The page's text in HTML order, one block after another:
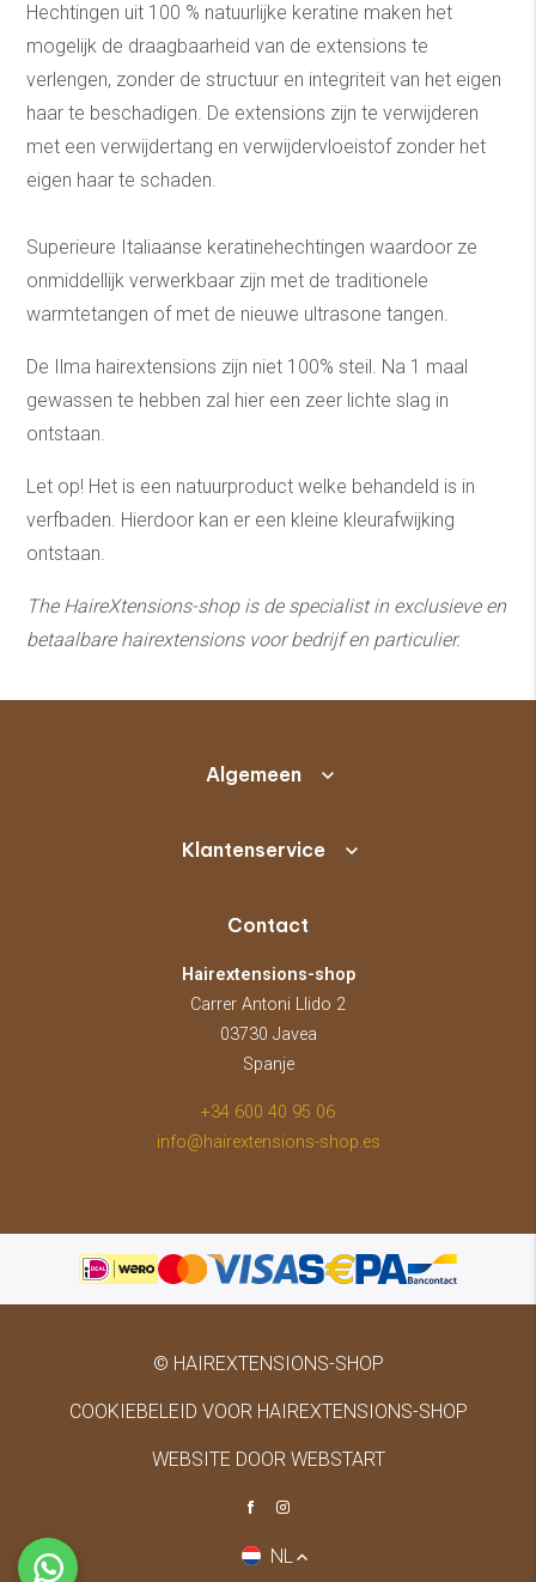
Hechtingen uit 100 % natuurlijke keratine maken het
mogelijk de draagbaarheid van de extensions te
verlengen, zonder de structuur en integriteit van het eigen
haar te beschadigen. De extensions zijn te verwijderen
met een verwijdertang en verwijdervloeistof zonder het
eigen haar te schaden.
Superieure Italiaanse keratinehechtingen waardoor ze
onmiddellijk verwerkbaar zijn met de traditionele
warmtetangen of met de nieuwe ultrasone tangen.
De Ilma hairextensions zijn niet 100% steil. Na 1 maal
gewassen te hebben zal hier een zeer lichte slag in
ontstaan.
Let op! Het is een natuurproduct welke behandeld is in
verfbaden. Hierdoor kan er een kleine kleurafwijking
ontstaan.
The HaireXtensions-shop is de specialist in exclusieve en
betaalbare hairextensions voor bedrijf en particulier.
Algemeen
Klantenservice
Contact
Hairextensions-shop
Carrer Antoni Llido 2
03730 Javea
Spanje
+34 600 40 95 06
info@hairextensions-shop.es
© HAIREXTENSIONS-SHOP
COOKIEBELEID VOOR HAIREXTENSIONS-SHOP
WEBSITE DOOR WEBSTART
NL